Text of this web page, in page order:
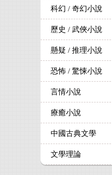
科幻 / 奇幻小說
歷史 / 武俠小說
懸疑 / 推理小說
恐怖 / 驚悚小說
言情小說
療癒小說
中國古典文學
文學理論